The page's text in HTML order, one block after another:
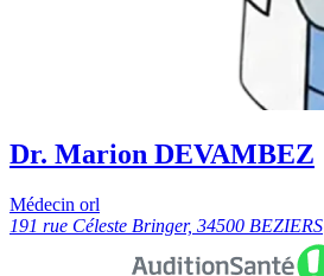
Dr. Marion DEVAMBEZ
Médecin orl
191 rue Céleste Bringer, 34500 BEZIERS